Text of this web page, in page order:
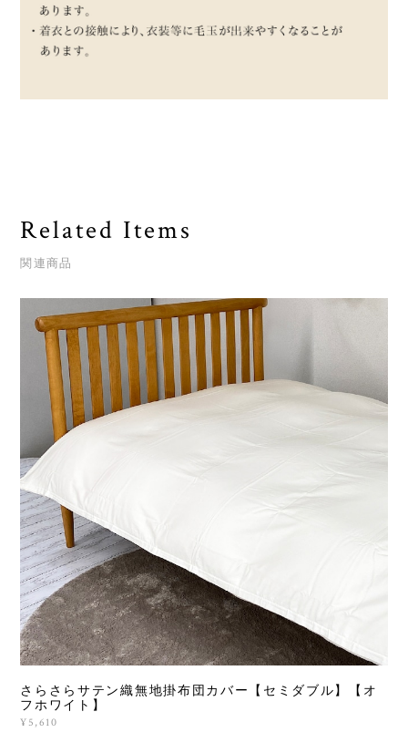
Related Items
関連商品
さらさらサテン織無地掛布団カバー【セミダブル】【オ
フホワイト】
¥5,610